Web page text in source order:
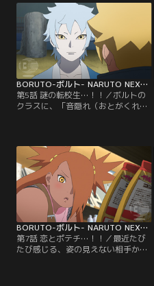
できなくなる。そんなメタルにある
日クラスメイトの奈良（なら）シカ
ダイが心無い一言を言ってしまう。
悪気はなかったシカダイだが、翌
日、怒ったメタルがシカダイに戦い
を仕掛け…。【提供：バンダイチャ
ンネル】
BORUTO-ボルト- NARUTO NEXT GENERATIONS 第005話
第5話 謎の転校生…！！／ボルトの
クラスに、「音隠れ（おとがくれ）
しい問題をあっさり解いたりとただ
ならぬ才能を見せる。しかしミツキ
は何を考えているのかわからないと
ころがありボルトたちを困惑させて
ゆく。そんな中、校舎の修復工事を
していたひとりが急に…。【提供：
バンダイチャンネル】
BORUTO-ボルト- NARUTO NEXT GENERATIONS 第007話
第7話 恋とポテチ…！！／最近たび
たび感じる、姿の見えない相手から